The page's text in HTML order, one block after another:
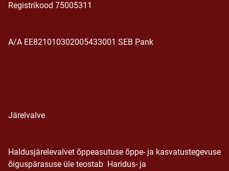
Registrikood 75005311
A/A EE821010302005433001 SEB Pank
Järelvalve
Haldusjärelevalvet õppeasutuse õppe- ja kasvatustegevuse
õiguspärasuse üle teostab Haridus- ja